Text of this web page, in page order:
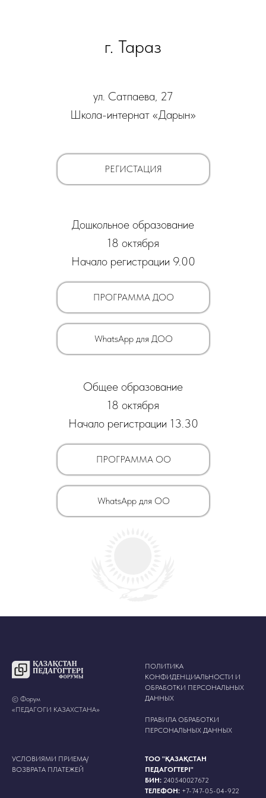
г. Тараз
ул. Сатпаева, 27
Школа-интернат «Дарын»
РЕГИСТАЦИЯ
Дошкольное образование
18 октября
Начало регистрации 9.00
Общее образование
18 октября
Начало регистрации 13.30
ПРОГРАММА ДОО
ПРОГРАММА ОО
WhatsApp для ОО
WhatsApp для ДОО
© Форум
«ПЕДАГОГИ КАЗАХСТАНА»
ПОЛИТИКА
КОНФИДЕНЦИАЛЬНОСТИ И
ОБРАБОТКИ ПЕРСОНАЛЬНЫХ
ДАННЫХ
ПРАВИЛА ОБРАБОТКИ
ПЕРСОНАЛЬНЫХ ДАННЫХ
УСЛОВИЯМИ ПРИЕМА/
ВОЗВРАТА ПЛАТЕЖЕЙ
ТОО "ҚАЗАҚСТАН
ПЕДАГОГТЕРІ"
БИН: 240540027672
ТЕЛЕФОН: +7-747-05-04-922